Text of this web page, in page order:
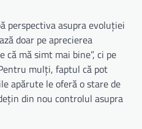
perspectiva asupra evoluției
doar pe aprecierea
că mă simt mai bine”, ci pe
mulți, faptul că pot
apărute le oferă o stare de
din nou controlul asupra